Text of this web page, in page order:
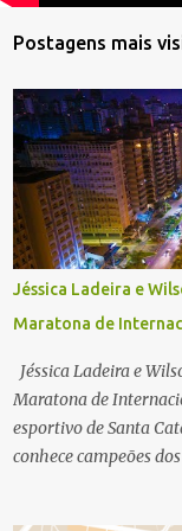
Postagens mais
Jéssica Ladeira e
Maratona de
Jéssica Ladeira e
Maratona de
esportivo de Santa
conhece campeões